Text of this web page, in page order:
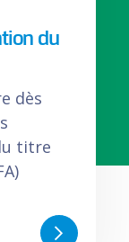
du
dès
titre